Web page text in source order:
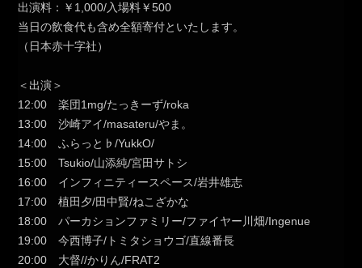
出演料：￥1,000/入場料￥500
当日の飲食代も含め全額寄付といたします。
（日本赤十字社）
＜出演＞
12:00 楽団1mg/たっきーず/roka
13:00 沙崎アイ/masateru/やま。
14:00 ふらっと♭/YukkO/
15:00 Tsukio/山添純/宮田サトシ
16:00 インフィニティースペース/岩井雄志
17:00 植田夕/田中賢/ねこざかな
18:00 パーカションファミリー/ファイヤー川畑/Ingenue
19:00 今西博子/トミタショウゴ/直線番長
20:00 大督//かりん/FRAT2